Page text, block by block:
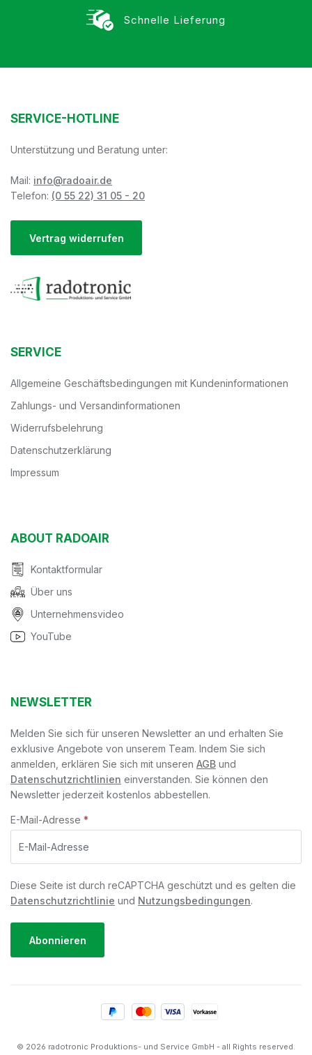
Schnelle Lieferung
SERVICE-HOTLINE
Unterstützung und Beratung unter:
Mail: info@radoair.de
Telefon: (0 55 22) 31 05 - 20
Vertrag widerrufen
SERVICE
Allgemeine Geschäftsbedingungen mit Kundeninformationen
Zahlungs- und Versandinformationen
Widerrufsbelehrung
Datenschutzerklärung
Impressum
ABOUT RADOAIR
Kontaktformular
Über uns
Unternehmensvideo
YouTube
NEWSLETTER
Melden Sie sich für unseren Newsletter an und erhalten Sie
exklusive Angebote von unserem Team. Indem Sie sich
anmelden, erklären Sie sich mit unseren AGB und
Datenschutzrichtlinien einverstanden. Sie können den
Newsletter jederzeit kostenlos abbestellen.
E-Mail-Adresse *
Diese Seite ist durch reCAPTCHA geschützt und es gelten die
Datenschutzrichtlinie und Nutzungsbedingungen.
Abonnieren
© 2026 radotronic Produktions- und Service GmbH - all Rights reserved.